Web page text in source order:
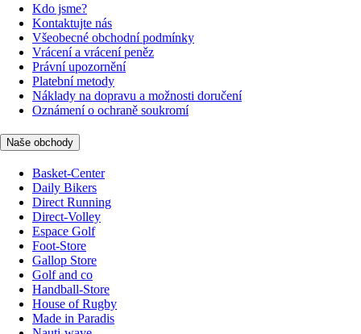
Kdo jsme?
Kontaktujte nás
Všeobecné obchodní podmínky
Vrácení a vrácení peněz
Právní upozornění
Platební metody
Náklady na dopravu a možnosti doručení
Oznámení o ochraně soukromí
Naše obchody
Basket-Center
Daily Bikers
Direct Running
Direct-Volley
Espace Golf
Foot-Store
Gallop Store
Golf and co
Handball-Store
House of Rugby
Made in Paradis